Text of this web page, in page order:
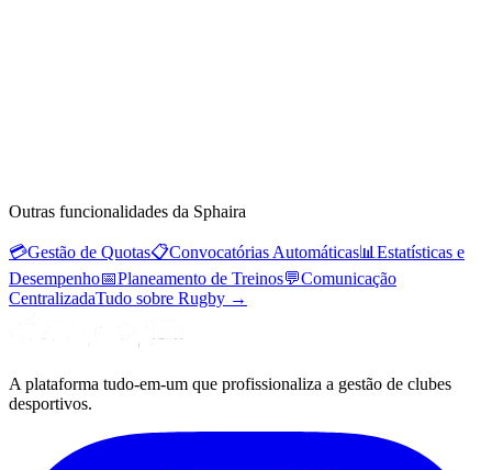
Outras funcionalidades da Sphaira
💳Gestão de Quotas📋Convocatórias Automáticas📊 Estatísticas e
Desempenho📅Planeamento de Treinos💬Comunicação
CentralizadaTudo sobre Rugby →
A plataforma tudo-em-um que profissionaliza a gestão de clubes
desportivos.